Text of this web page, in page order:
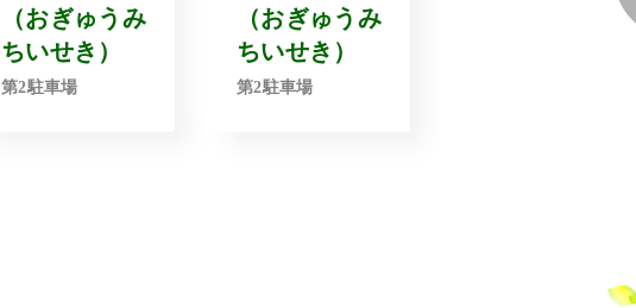
（おぎゅうみ
ちいせき）
第2駐車場
（おぎゅうみ
ちいせき）
第2駐車場